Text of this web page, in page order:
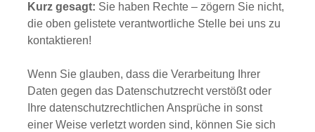
Kurz gesagt: Sie haben Rechte – zögern Sie nicht,
die oben gelistete verantwortliche Stelle bei uns zu
kontaktieren!
Wenn Sie glauben, dass die Verarbeitung Ihrer
Daten gegen das Datenschutzrecht verstößt oder
Ihre datenschutzrechtlichen Ansprüche in sonst
einer Weise verletzt worden sind, können Sie sich